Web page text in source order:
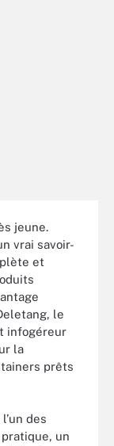
jeune.
vrai savoir-
et
le
infogéreur
la
prêts
des
un